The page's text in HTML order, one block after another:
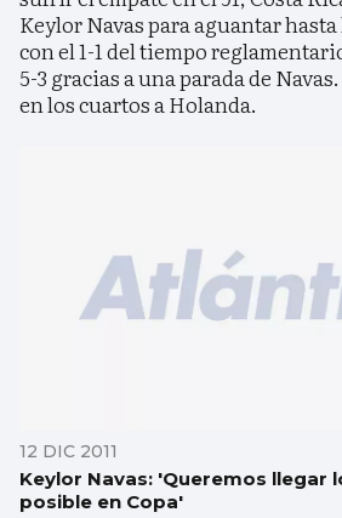
Keylor Navas para aguantar
con el 1-1 del tiempo
5-3 gracias a una parada de
en los cuartos a Holanda.
12 DIC 2011
Keylor Navas: 'Queremos llegar
posible en Copa'